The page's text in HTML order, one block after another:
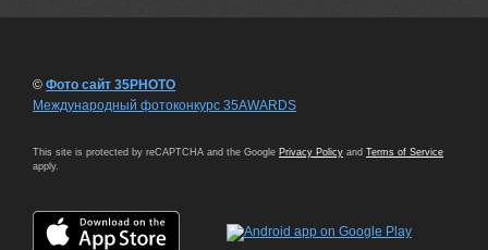
© Фото сайт 35PHOTO
Международный фотоконкурс 35AWARDS
This site is protected by reCAPTCHA and the Google Privacy Policy and Terms of Service
apply.